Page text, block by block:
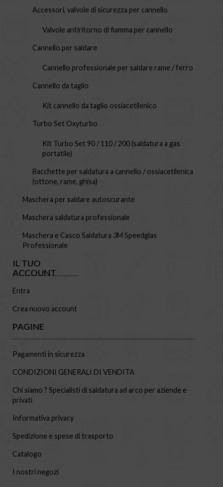
Accessori, valvole di sicurezza per cannello
Valvole antiritorno di fiamma per cannello
Cannello per saldare
Cannello professionale per saldare rame / ferro
Cannello da taglio
Kit cannello da taglio ossiacetilenico
Turbo Set Oxyturbo
Kit Turbo Set 90 / 110 / 200 (saldatura a gas
portatile)
Bacchette per saldatura a cannello / ossiacetilenica
(ottone, rame, ghisa)
Maschera per saldare autoscurante
Maschera saldatura professionale
Maschera e Casco Saldatura 3M Speedglas
Professionale
IL TUO
ACCOUNT
Entra
Crea nuovo account
PAGINE
Pagamenti in sicurezza
CONDIZIONI GENERALI DI VENDITA
Chi siamo ? Specialisti di saldatura ad arco per aziende e
privati
Informativa privacy
Spedizione e spese di trasporto
Catalogo
I nostri negozi